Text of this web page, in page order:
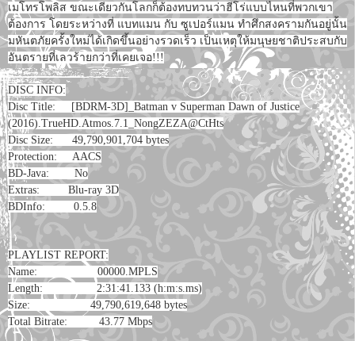
เมโทรโพลิส ขณะเดียวกันโลกก็ต้องทบทวนว่าฮีโร่แบบไหนที่พวกเขา
ต้องการ โดยระหว่างที่ แบทแมน กับ ซูเปอร์แมน ทำศึกสงครามกันอยู่นั้น
มหันตภัยครั้งใหม่ได้เกิดขึ้นอย่างรวดเร็ว เป็นเหตุให้มนุษยชาติประสบกับ
อันตรายที่เลวร้ายกว่าที่เคยเจอ!!!
DISC INFO:
Disc Title: [BDRM-3D]_Batman v Superman Dawn of Justice
(2016). TrueHD.Atmos.7.1_NongZEZA@CtHts
Disc Size: 49,790,901,704 bytes
Protection: AACS
BD-Java: No
Extras: Blu-ray 3D
BDInfo: 0.5.8
PLAYLIST REPORT:
Name: 00000.MPLS
Length: 2:31:41.133 (h:m:s.ms)
Size: 49,790,619,648 bytes
Total Bitrate: 43.77 Mbps